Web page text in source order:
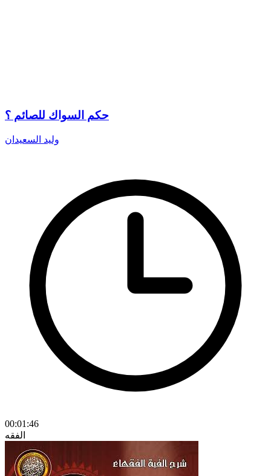
حكم السواك للصائم ؟
وليد السعيدان
00:01:46
الفقه